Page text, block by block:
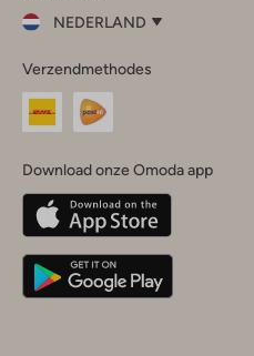
NEDERLAND
je
land
Nederland
Belgique(Français)
Deutschland
Verzendmethodes
Download onze Omoda app